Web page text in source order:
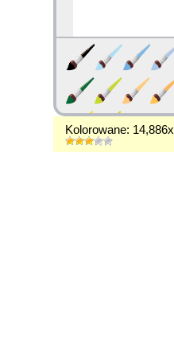
Kolorowane: 14,886x